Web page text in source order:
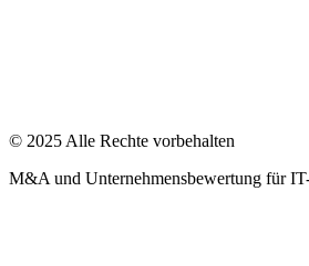
© 2025 Alle Rechte vorbehalten
M&A und Unternehmensbewertung für